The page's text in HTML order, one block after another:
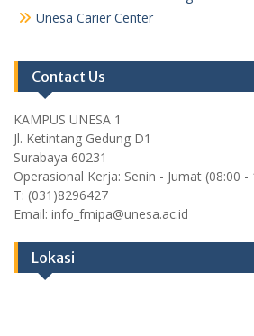
Unesa Carier Center
Contact Us
KAMPUS UNESA 1
Jl. Ketintang Gedung D1
Surabaya 60231
Operasional Kerja: Senin - Jumat (08:00 -
T: (031)8296427
Email: info_fmipa@unesa.ac.id
Lokasi